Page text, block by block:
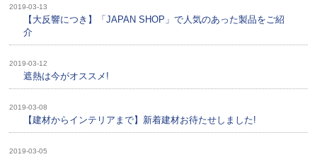
2019-03-13
【大反響につき】「JAPAN SHOP」で人気のあった製品をご紹
介
2019-03-12
遮熱は今がオススメ!
2019-03-08
【建材からインテリアまで】新着建材お待たせしました!
2019-03-05